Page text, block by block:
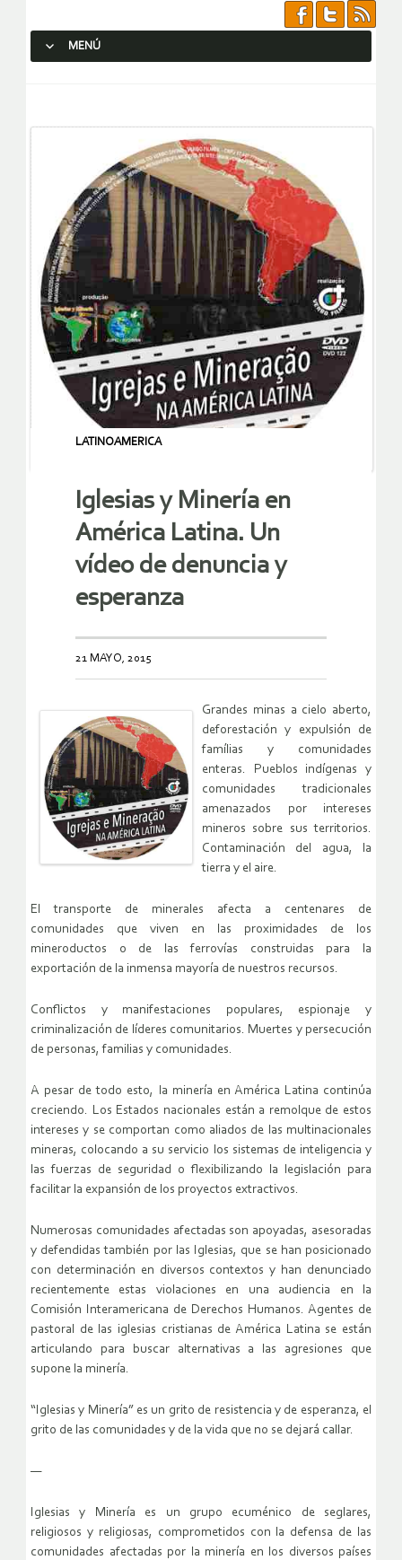
MENÚ
LATINOAMERICA
Iglesias y Minería en
América Latina. Un
vídeo de denuncia y
esperanza
21 MAYO, 2015
Grandes minas a cielo aberto,
deforestación y expulsión de
famílias y comunidades
enteras. Pueblos indígenas y
comunidades tradicionales
amenazados por intereses
mineros sobre sus territorios.
Contaminación del agua, la
tierra y el aire.
El transporte de minerales afecta a centenares de
comunidades que viven en las proximidades de los
mineroductos o de las ferrovías construidas para la
exportación de la inmensa mayoría de nuestros recursos.
Conflictos y manifestaciones populares, espionaje y
criminalización de líderes comunitarios. Muertes y persecución
de personas, familias y comunidades.
A pesar de todo esto, la minería en América Latina continúa
creciendo. Los Estados nacionales están a remolque de estos
intereses y se comportan como aliados de las multinacionales
mineras, colocando a su servicio los sistemas de inteligencia y
las fuerzas de seguridad o flexibilizando la legislación para
facilitar la expansión de los proyectos extractivos.
Numerosas comunidades afectadas son apoyadas, asesoradas
y defendidas también por las Iglesias, que se han posicionado
con determinación en diversos contextos y han denunciado
recientemente estas violaciones en una audiencia en la
Comisión Interamericana de Derechos Humanos. Agentes de
pastoral de las iglesias cristianas de América Latina se están
articulando para buscar alternativas a las agresiones que
supone la minería.
“Iglesias y Minería” es un grito de resistencia y de esperanza, el
grito de las comunidades y de la vida que no se dejará callar.
—
Iglesias y Minería es un grupo ecuménico de seglares,
religiosos y religiosas, comprometidos con la defensa de las
comunidades afectadas por la minería en los diversos países